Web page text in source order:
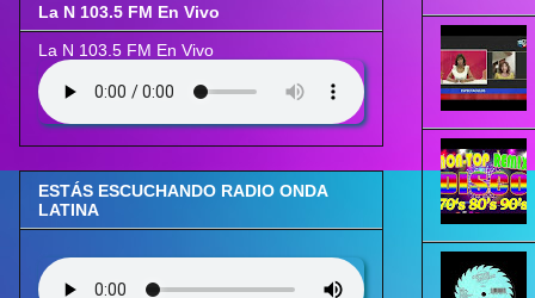
La N 103.5 FM En Vivo
La N 103.5 FM En Vivo
ESTÁS ESCUCHANDO RADIO ONDA
LATINA